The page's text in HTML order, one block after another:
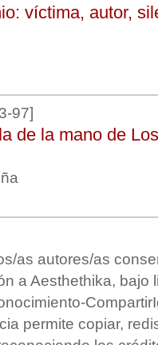
víctima, autor,
97]
de la mano de
as autores/as
a Aesthethika, bajo
permite copiar,